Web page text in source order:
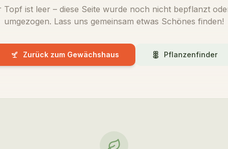
Topf ist leer – diese Seite wurde noch nicht bepflanzt
umgezogen. Lass uns gemeinsam etwas Schönes finden!
Zurück zum Gewächshaus Pflanzenfinder